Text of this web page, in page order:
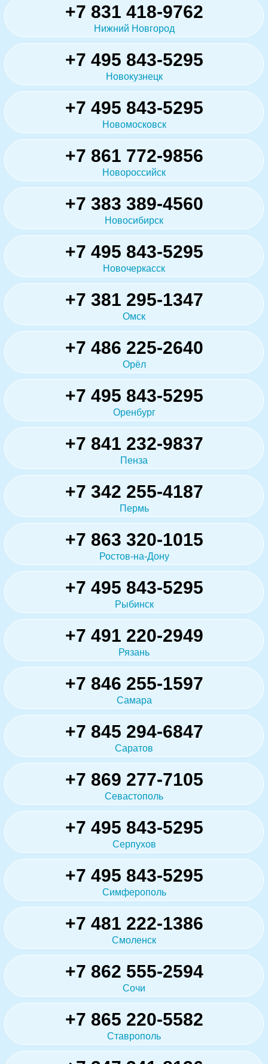
+7 831 418-9762
Нижний Новгород
+7 495 843-5295
Новокузнецк
+7 495 843-5295
Новомосковск
+7 861 772-9856
Новороссийск
+7 383 389-4560
Новосибирск
+7 495 843-5295
Новочеркасск
+7 381 295-1347
Омск
+7 486 225-2640
Орёл
+7 495 843-5295
Оренбург
+7 841 232-9837
Пенза
+7 342 255-4187
Пермь
+7 863 320-1015
Ростов-на-Дону
+7 495 843-5295
Рыбинск
+7 491 220-2949
Рязань
+7 846 255-1597
Самара
+7 845 294-6847
Саратов
+7 869 277-7105
Севастополь
+7 495 843-5295
Серпухов
+7 495 843-5295
Симферополь
+7 481 222-1386
Смоленск
+7 862 555-2594
Сочи
+7 865 220-5582
Ставрополь